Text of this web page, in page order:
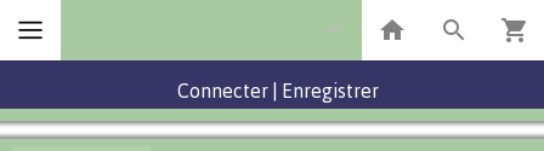
Connecter Enregistrer